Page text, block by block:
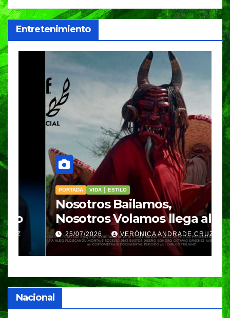
Entretenimiento
PORTADA VIDA │ ESTILO
Nosotros Bailamos,
Nosotros Volamos llega al
GIFF25/07/2026 VERÓNICA ANDRADE CRUZ
Nacional